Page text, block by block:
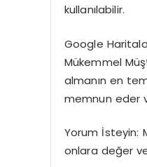
kullanılabilir.
Google
Mükemmel
almanın en
memnun eder
Yorum İsteyin:
onlara değer